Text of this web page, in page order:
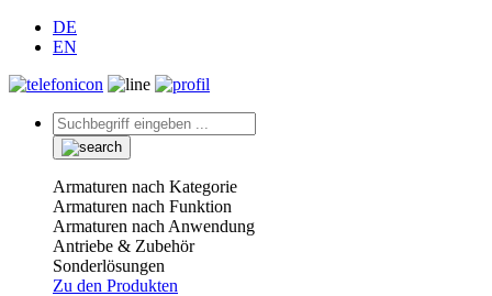
DE
EN
Armaturen nach Kategorie
Armaturen nach Funktion
Armaturen nach Anwendung
Antriebe & Zubehör
Sonderlösungen
Zu den Produkten